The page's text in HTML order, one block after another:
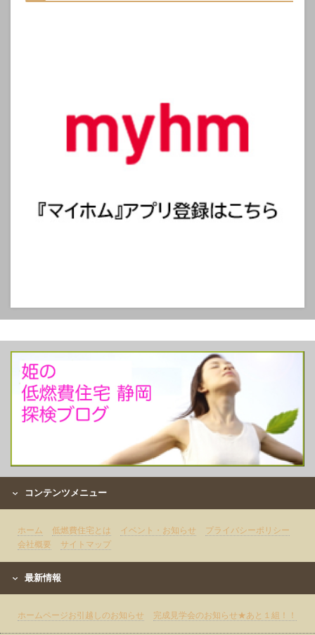
コンテンツメニュー
ホーム 低燃費住宅とは イベント・お知らせ
プライバシーポリシー
会社概要
サイトマップ
最新情報
ホームページお引越しのお知らせ 完成見学会のお知らせ★あと１組！！